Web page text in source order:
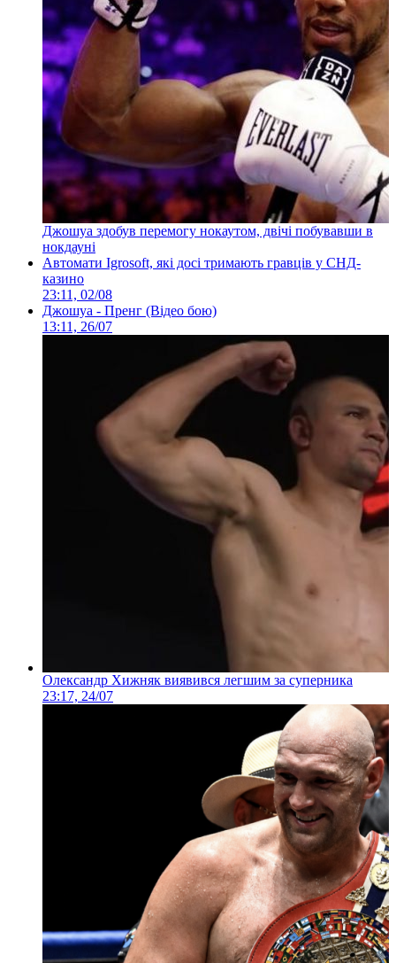
Джошуа здобув перемогу нокаутом, двічі побувавши в
нокдауні
Автомати Igrosoft, які досі тримають гравців у СНД-
казино
23:11, 02/08
Джошуа - Пренг (Відео бою)
13:11, 26/07
Олександр Хижняк виявився легшим за суперника
23:17, 24/07